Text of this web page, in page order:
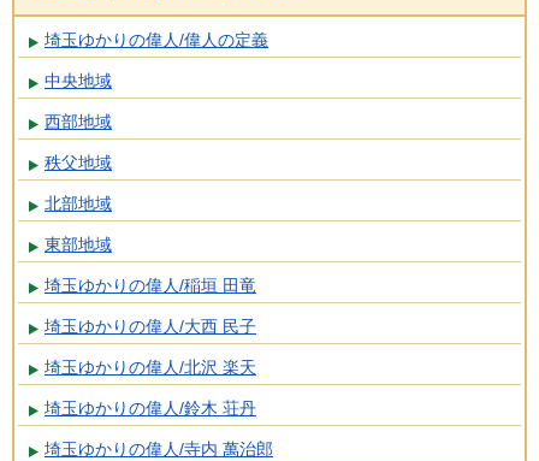
埼玉ゆかりの偉人/偉人の定義
中央地域
西部地域
秩父地域
北部地域
東部地域
埼玉ゆかりの偉人/稲垣 田竜
埼玉ゆかりの偉人/大西 民子
埼玉ゆかりの偉人/北沢 楽天
埼玉ゆかりの偉人/鈴木 荘丹
埼玉ゆかりの偉人/寺内 萬治郎